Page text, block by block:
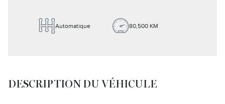
Automatique 80,500 KM
DESCRIPTION DU VÉHICULE